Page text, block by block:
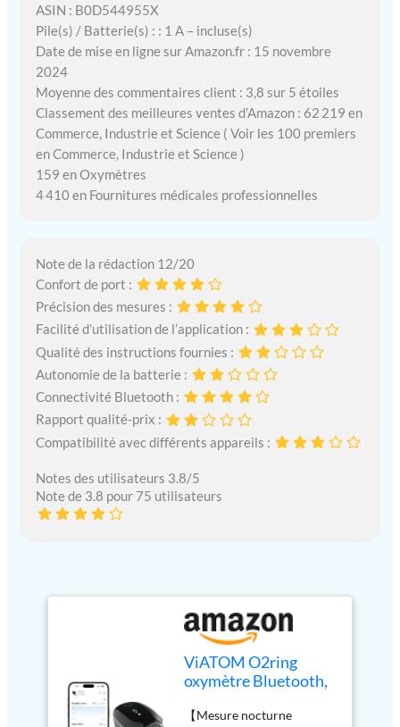
ASIN : B0D544955X
Pile(s) / Batterie(s) : : 1 A – incluse(s)
Date de mise en ligne sur Amazon.fr : 15 novembre
2024
Moyenne des commentaires client : 3,8 sur 5 étoiles
Classement des meilleures ventes d’Amazon : 62 219 en
Commerce, Industrie et Science ( Voir les 100 premiers
en Commerce, Industrie et Science )
159 en Oxymètres
4 410 en Fournitures médicales professionnelles
Note de la rédaction 12/20
Confort de port :
Précision des mesures :
Facilité d’utilisation de l’application :
Qualité des instructions fournies :
Autonomie de la batterie :
Connectivité Bluetooth :
Rapport qualité-prix :
Compatibilité avec différents appareils :
Notes des utilisateurs 3.8/5
Note de 3.8 pour 75 utilisateurs
ViATOM O2ring
oxymètre Bluetooth,
bout des doigts pour
【Mesure nocturne